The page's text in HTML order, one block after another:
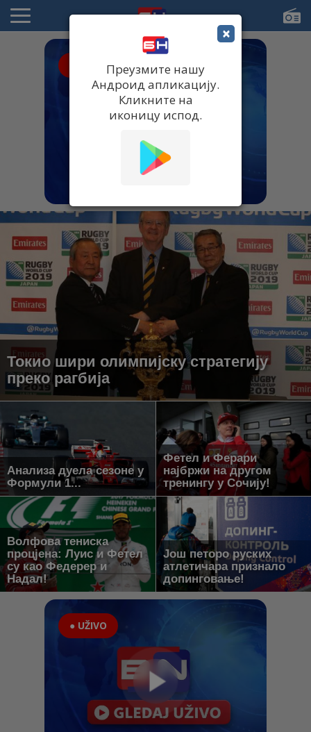
Токио шири олимпијску стратегију
преко рагбија
Анализа дуела сезоне у
Формули 1...
Фетел и Ферари
најбржи на другом
тренингу у Сочију!
Волфова тениска
процјена: Луис и Фетел
су као Федерер и
Надал!
Још петоро руских
атлетичара признало
допинговање!
● UŽIVO
×
Преузмите нашу
Андроид апликацију.
Кликните на
иконицу испод.